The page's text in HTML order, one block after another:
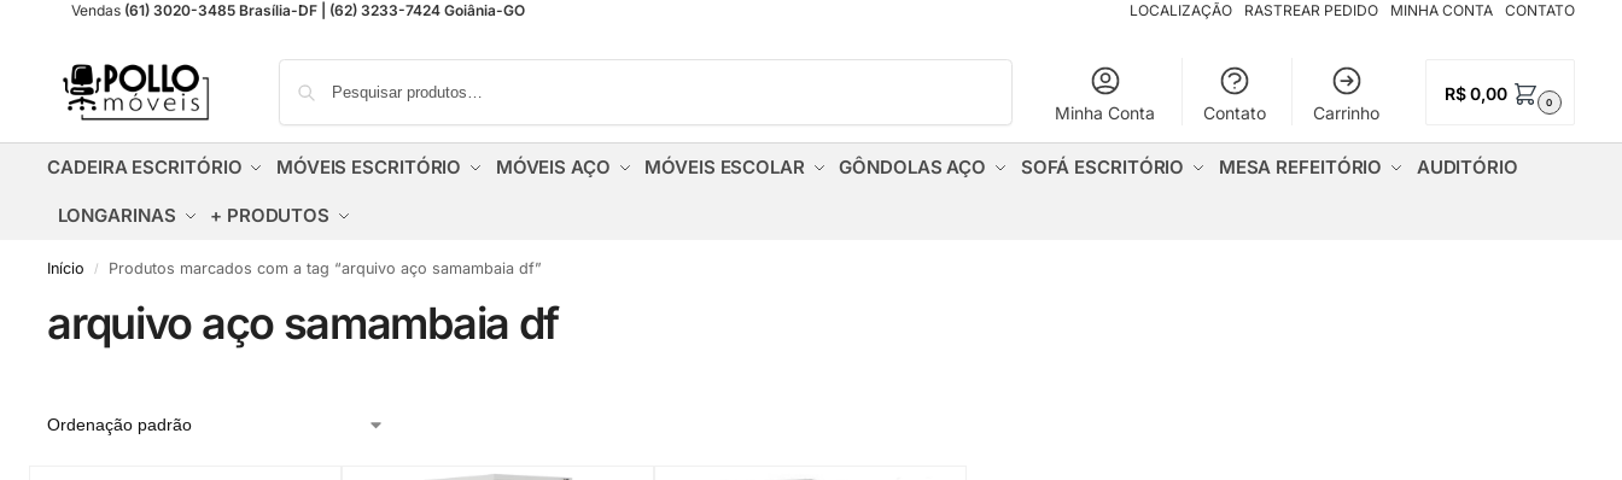
Vendas (61) 3020-3485 Brasília-DF | (62) 3233-7424 Goiânia-GO LOCALIZAÇÃO RASTREAR PEDIDO MINHA CONTA CONTATO
Minha Conta Contato Carrinho
R$0,00 0
CADEIRA ESCRITÓRIO MÓVEIS ESCRITÓRIO MÓVEIS AÇO MÓVEIS ESCOLAR GÔNDOLAS AÇO SOFÁ ESCRITÓRIO MESA REFEITÓRIO AUDITÓRIO
LONGARINAS + PRODUTOS
Início / Produtos marcados com a tag “arquivo aço samambaia df”
arquivo aço samambaia df